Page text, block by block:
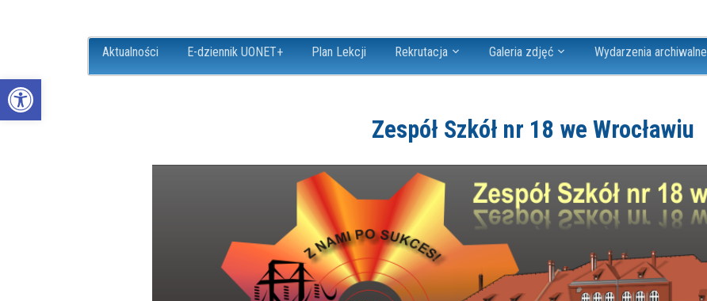
Open toolbar
Aktualności E-dziennik UONET+ Plan Lekcji Rekrutacja Galeria zdjęć Wydarzenia archiwalne
Zespół Szkół nr 18 we Wrocławiu